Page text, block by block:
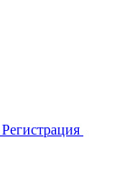
Регистрация